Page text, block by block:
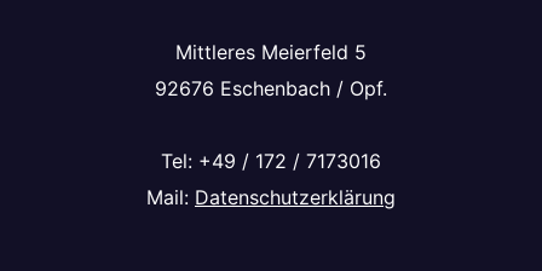
Mittleres Meierfeld 5
92676 Eschenbach / Opf.
Tel: +49 / 172 / 7173016
Mail: Datenschutzerklärung